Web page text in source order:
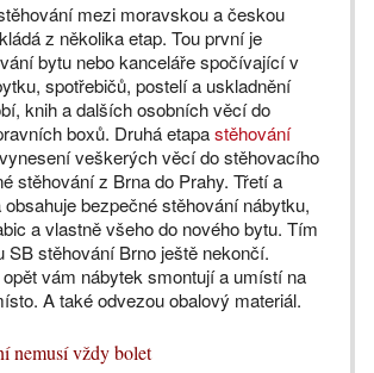
mezi moravskou a českou
z několika etap. Tou první je
bytu nebo kanceláře spočívající v
spotřebičů, postelí a uskladnění
knih a dalších osobních věcí do
boxů. Druhá etapastěhování
veškerých věcí do stěhovacího
stěhování z Brna do Prahy. Třetí a
bezpečné stěhování nábytku,
a vlastně všeho do nového bytu. Tím
SB stěhování Brno ještě nekončí.
vám nábytek smontují a umístí na
A také odvezou obalový materiál.
nemusí vždy bolet